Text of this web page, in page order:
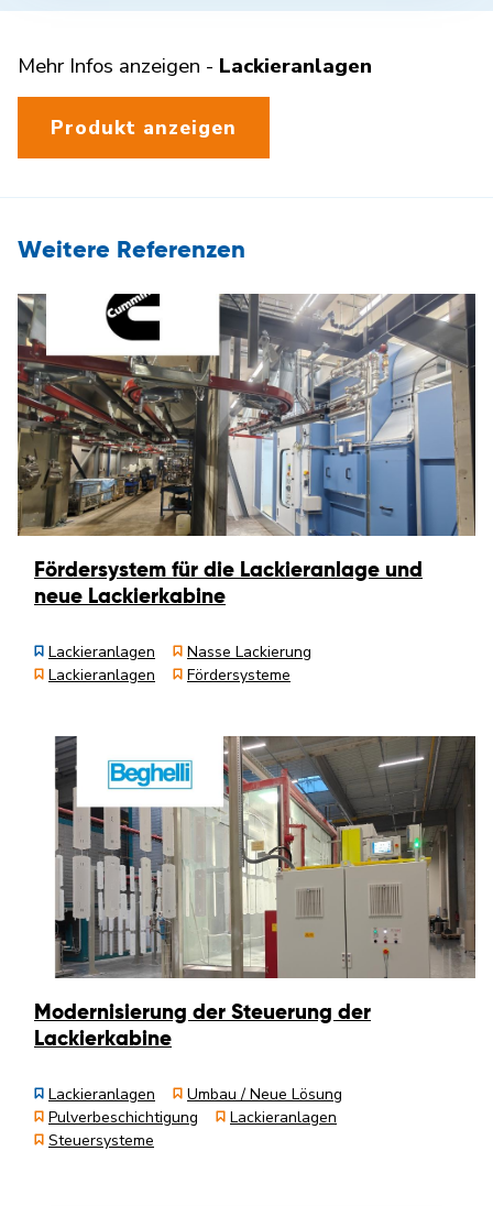
Mehr Infos anzeigen - Lackieranlagen
Produkt anzeigen
Weitere Referenzen
Fördersystem für die Lackieranlage und
neue Lackierkabine
Lackieranlagen
Nasse Lackierung
Lackieranlagen
Fördersysteme
Modernisierung der Steuerung der
Lackierkabine
Lackieranlagen
Umbau / Neue Lösung
Pulverbeschichtigung
Lackieranlagen
Steuersysteme